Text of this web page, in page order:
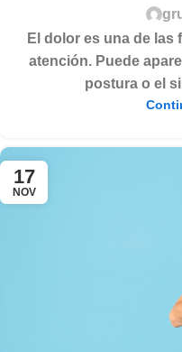
El dolor es una de las
atención. Puede
postura o el
17
NOV